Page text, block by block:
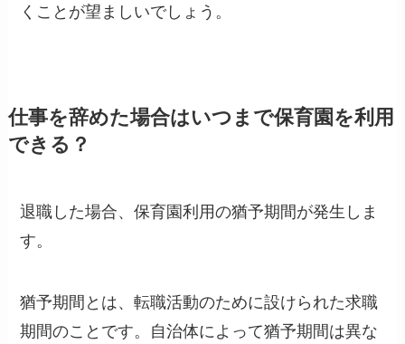
くことが望ましいでしょう。
仕事を辞めた場合はいつまで保育園を利用
できる？
退職した場合、保育園利用の猶予期間が発生しま
す。
猶予期間とは、転職活動のために設けられた求職
期間のことです。自治体によって猶予期間は異な